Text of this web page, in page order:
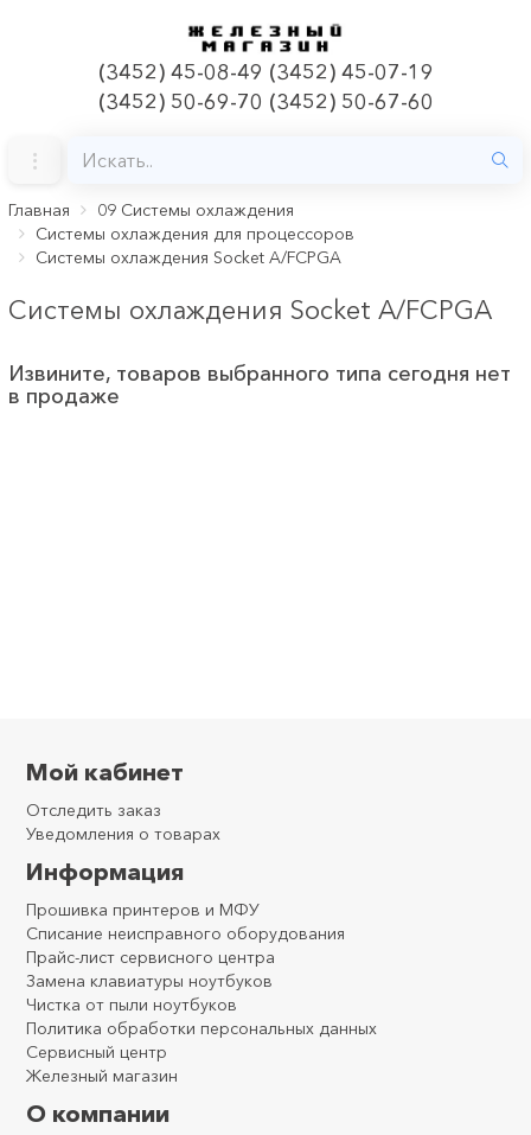
(3452) 45-08-49 (3452) 45-07-19
(3452) 50-69-70 (3452) 50-67-60
Главная
09 Системы охлаждения
Системы охлаждения для процессоров
Системы охлаждения Socket A/FCPGA
Системы охлаждения Socket A/FCPGA
Извините, товаров выбранного типа сегодня нет
в продаже
Мой кабинет
Отследить заказ
Уведомления о товарах
Информация
Прошивка принтеров и МФУ
Списание неисправного оборудования
Прайс-лист сервисного центра
Замена клавиатуры ноутбуков
Чистка от пыли ноутбуков
Политика обработки персональных данных
Сервисный центр
Железный магазин
О компании